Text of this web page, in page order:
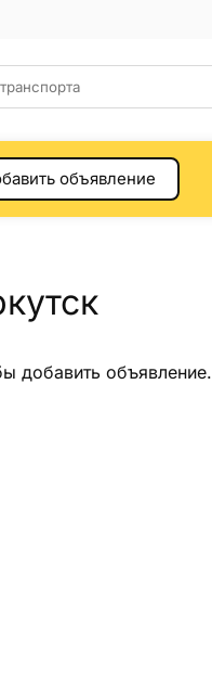
объявление
добавить объявление.